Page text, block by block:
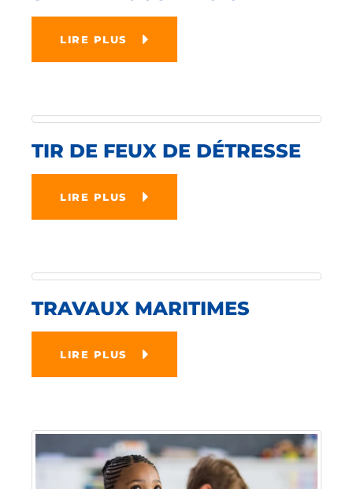
LIRE PLUS
TIR DE FEUX DE DÉTRESSE
LIRE PLUS
TRAVAUX MARITIMES
LIRE PLUS